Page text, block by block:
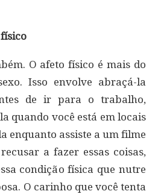
O afeto físico é mais do
Isso envolve abraçá-la
de ir para o trabalho,
quando você está em locais
enquanto assiste a um filme
a fazer essas coisas,
condição física que nutre
O carinho que você tenta